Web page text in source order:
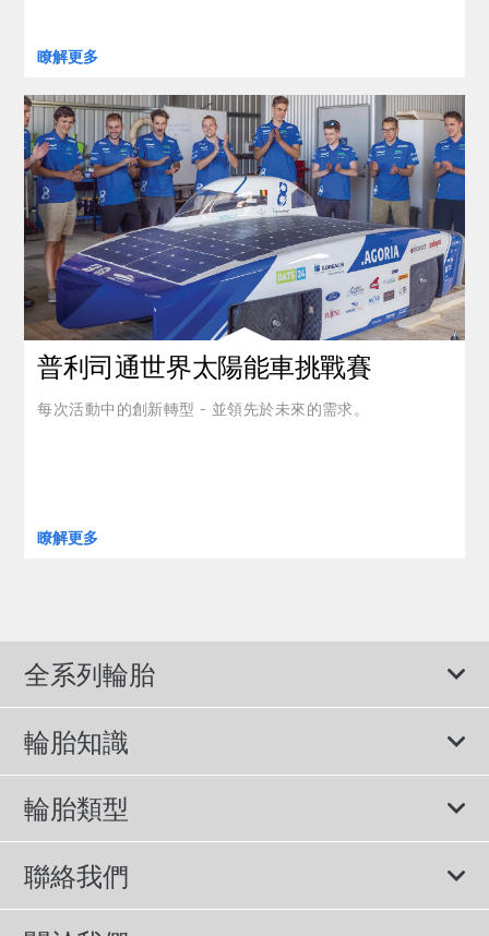
瞭解更多
clickable image of 普利司通世界太陽能車挑戰賽
普利司通世界太陽能車挑戰賽
每次活動中的創新轉型 - 並領先於未來的需求。
瞭解更多
全系列輪胎
輪胎知識
View All Vehicle Makes
BMW 輪胎
Chevrolet 輪胎
輪胎類型
所有輪胎
性能胎
聯絡我們
諮詢服務